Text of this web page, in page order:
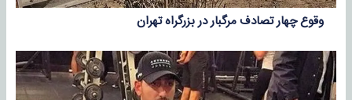
وقوع چهار تصادف مرگبار در بزرگراه تهران